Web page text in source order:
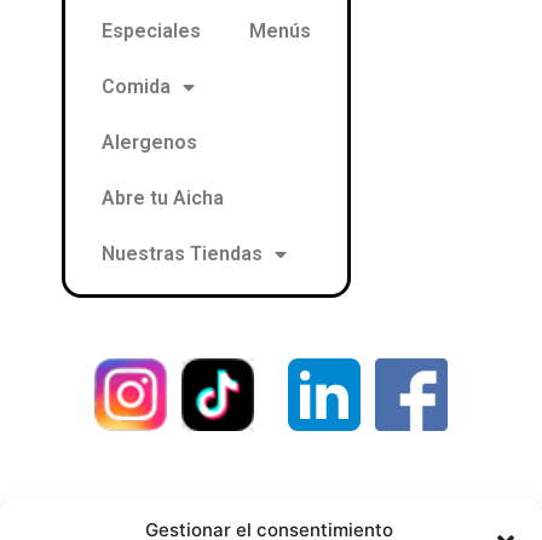
Gestionar el consentimiento
Especiales Menús
Comida
Alergenos
Abre tu Aicha
Nuestras Tiendas
Contacto Política de privacidad